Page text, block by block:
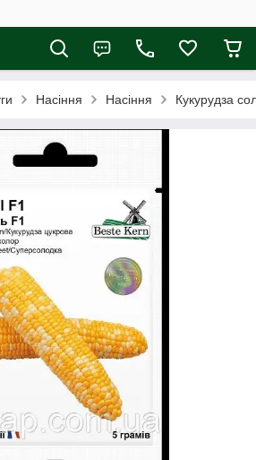
Насіння Насіння Кукурудза